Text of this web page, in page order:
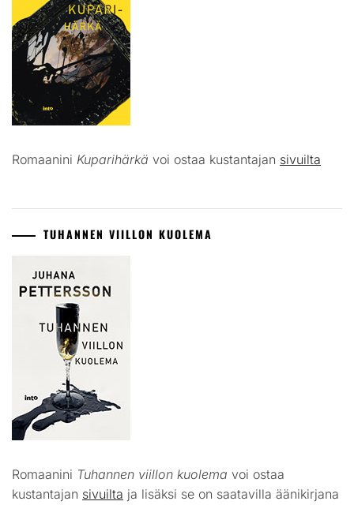
Romaanini Kuparihärkä voi ostaa kustantajan sivuilta
TUHANNEN VIILLON KUOLEMA
Romaanini Tuhannen viillon kuolema voi ostaa
kustantajan sivuilta ja lisäksi se on saatavilla äänikirjana